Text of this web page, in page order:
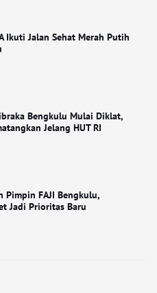
Ikuti Jalan Sehat Merah Putih
Bengkulu Mulai Diklat,
Jelang HUT RI
Pimpin FAJI Bengkulu,
Jadi Prioritas Baru